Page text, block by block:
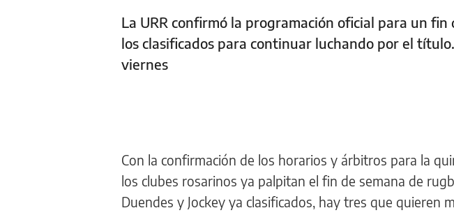
La URR confirmó la programación oficial para un
los clasificados para continuar luchando por el
viernes
Con la confirmación de los horarios y árbitros para la
los clubes rosarinos ya palpitan el fin de semana de
Duendes y Jockey ya clasificados, hay tres que quieren